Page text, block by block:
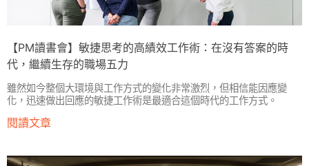
【PM讀書會】敏捷思考的高績效工作術：在沒有答案的時
代，繼續生存的職場五力
雖然如今整個大環境與工作方式的變化非常激烈，但相信能因應變
化，迅速做出回應的敏捷工作術是最適合這個時代的工作方式。
閱讀文章